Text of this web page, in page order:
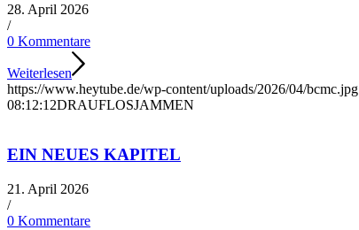
28. April 2026
/
0 Kommentare
Weiterlesen
https://www.heytube.de/wp-content/uploads/2026/04/bcmc.jpg
08:12:12DRAUFLOSJAMMEN
EIN NEUES KAPITEL
21. April 2026
/
0 Kommentare